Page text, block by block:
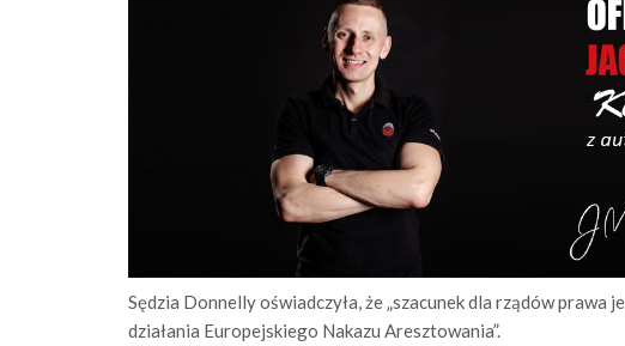
Sędzia Donnelly oświadczyła, że „szacunek dla rządów
działania Europejskiego Nakazu Aresztowania”.